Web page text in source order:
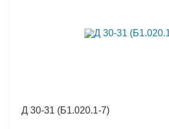
Д 30-31 (Б1.020.1-7)